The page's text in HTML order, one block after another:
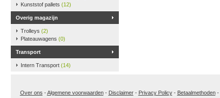
Kunststof pallets (12)
Overig magazijn
Trolleys (2)
Plateauwagens (0)
Transport
Intern Transport (14)
Over ons -Algemene voorwaarden- Disclaimer- Privacy Policy- Betaalmethoden-